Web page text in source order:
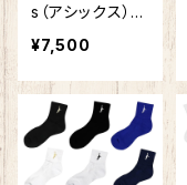
s（アシックス）
1063A078 バス
ケットボール
シューズ GEL
HOOP ゲル フ
ープ V16 STAN
DARD スタンダ
ード アシッ
¥7,500